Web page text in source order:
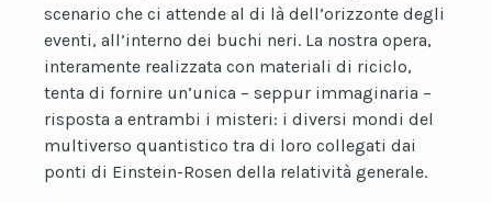
scenario che ci attende al di là dell’orizzonte degli
eventi, all’interno dei buchi neri. La nostra opera,
interamente realizzata con materiali di riciclo,
tenta di fornire un’unica – seppur immaginaria –
risposta a entrambi i misteri: i diversi mondi del
multiverso quantistico tra di loro collegati dai
ponti di Einstein-Rosen della relatività generale.